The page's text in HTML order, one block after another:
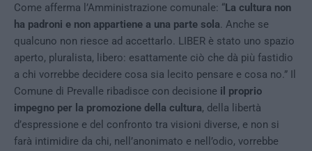
Come afferma l’Amministrazione comunale: “La cultura non
ha padroni e non appartiene a una parte sola. Anche se
qualcuno non riesce ad accettarlo. LIBER è stato uno spazio
aperto, pluralista, libero: esattamente ciò che dà più fastidio
a chi vorrebbe decidere cosa sia lecito pensare e cosa no.” Il
Comune di Prevalle ribadisce con decisione il proprio
impegno per la promozione della cultura, della libertà
d’espressione e del confronto tra visioni diverse, e non si
farà intimidire da chi, nell’anonimato e nell’odio, vorrebbe